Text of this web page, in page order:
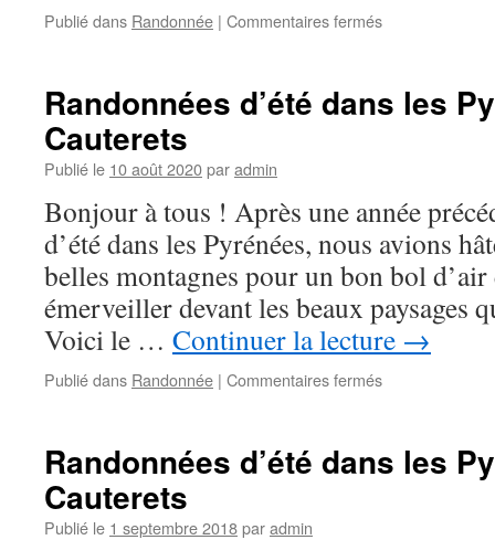
Publié dans Randonnée | Commentaires ferméssur
Cauterets
Randonnées d’été dans les
Cauterets
Publié le 10 août 2020paradmin
Bonjour à tous ! Après une année
d’été dans les Pyrénées, nous avions
belles montagnes pour un bon bol
émerveiller devant les beaux paysages
Voici le … Continuer la lecture →
Publié dans Randonnée | Commentaires ferméssur
les
Randonnées d’été dans les
Cauterets
Publié le 1 septembre 2018paradmin